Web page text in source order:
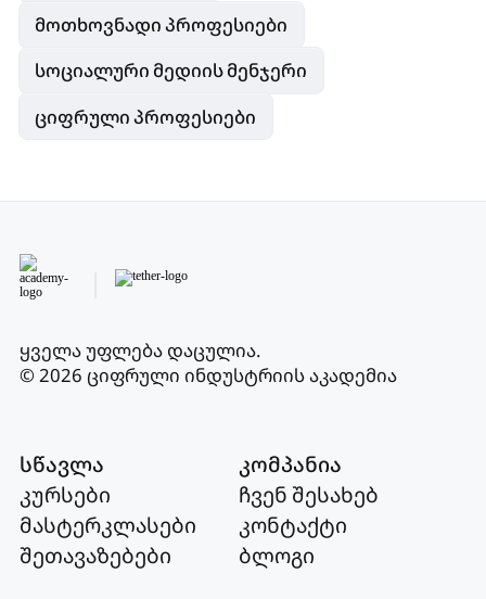
მოთხოვნადი პროფესიები
სოციალური მედიის მენჯერი
ციფრული პროფესიები
ყველა უფლება დაცულია.
© 2026 ციფრული ინდუსტრიის აკადემია
სწავლა
კურსები
მასტერკლასები
შეთავაზებები
კომპანია
ჩვენ შესახებ
კონტაქტი
ბლოგი